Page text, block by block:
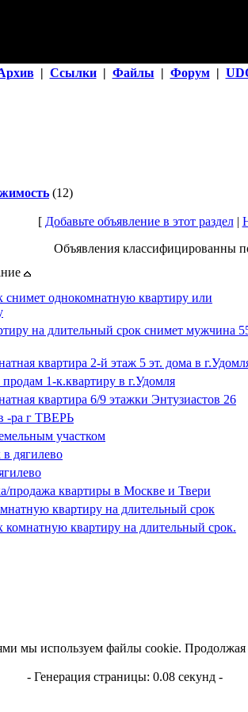
| Ссылки | Файлы | Форум |
(12)
[ Добавьте объявление в этот раздел|
Объявления классифицированны
снимет однокомнатную квартиру или
на длительный срок снимет мужчина
квартира 2-й этаж 5 эт. дома в
1-к.квартиру в г.Удомля
квартира 6/9 этажки Энтузиастов 26
-ра г ТВЕРЬ
участком
в дягилево
продажа квартиры в Москве и Твери
квартиру на длительный срок
комнатную квартиру на длительный срок.
мы используем файлы cookie.
- Генерация страницы: 0.08 секунд -